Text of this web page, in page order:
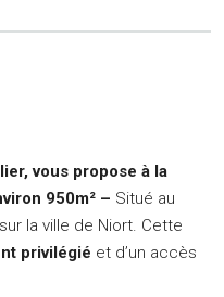
vous propose à la
950m² – Situé au
la ville de Niort. Cette
privilégié et d’un accès